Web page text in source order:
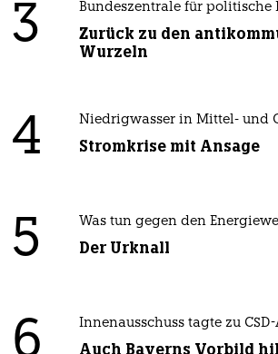
3 Bundeszentrale für politische
Zurück zu den
Wurzeln
4 Niedrigwasser in Mittel- und
Stromkrise mit Ansage
5 Was tun gegen den
Der Urknall
6 Innenausschuss tagte zu
Auch Bayerns Vorbild